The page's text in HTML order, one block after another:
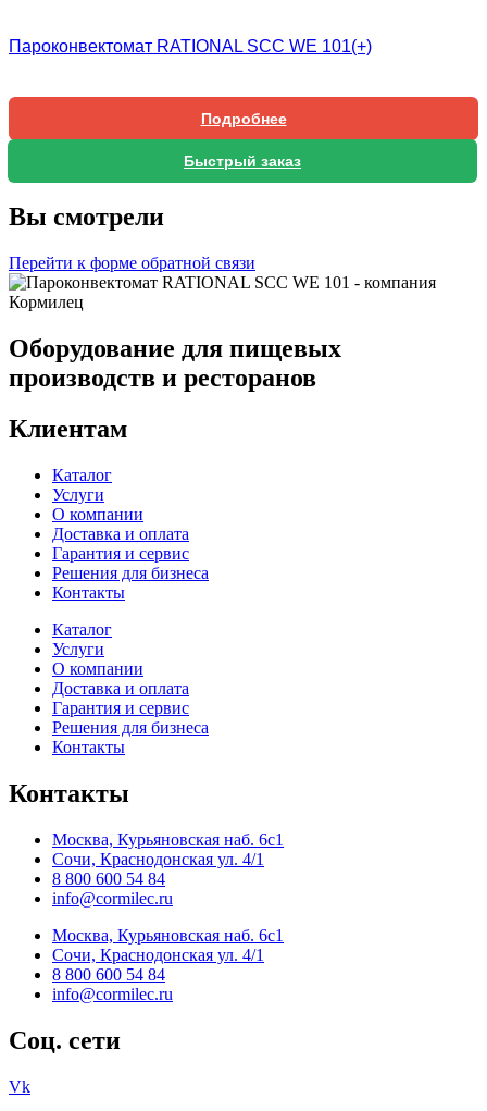
Пароконвектомат RATIONAL SCC WE 101(+)
Подробнее
Быстрый заказ
Вы смотрели
Перейти к форме обратной связи
Оборудование для пищевых
производств и ресторанов
Клиентам
Каталог
Услуги
О компании
Доставка и оплата
Гарантия и сервис
Решения для бизнеса
Контакты
Каталог
Услуги
О компании
Доставка и оплата
Гарантия и сервис
Решения для бизнеса
Контакты
Контакты
Москва, Курьяновская наб. 6с1
Сочи, Краснодонская ул. 4/1
8 800 600 54 84
info@cormilec.ru
Москва, Курьяновская наб. 6с1
Сочи, Краснодонская ул. 4/1
8 800 600 54 84
info@cormilec.ru
Соц. сети
Vk